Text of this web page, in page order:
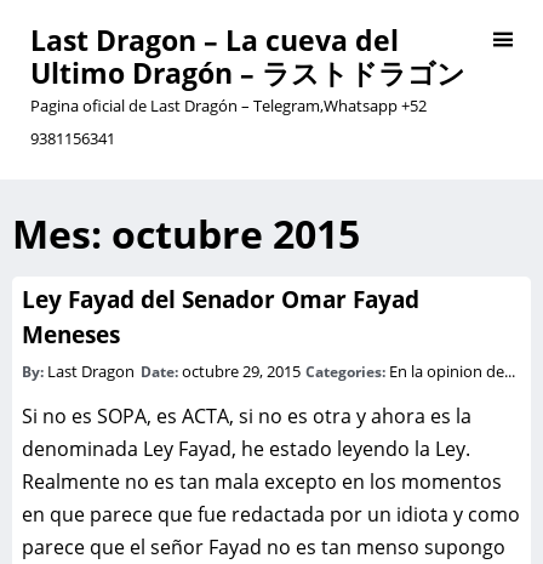
Last Dragon – La cueva del
Ultimo Dragón – ラストドラゴン
Pagina oficial de Last Dragón – Telegram,Whatsapp +52
9381156341
Mes: octubre 2015
Ley Fayad del Senador Omar Fayad
Meneses
By: Last Dragon Date:octubre 29, 2015 Categories: En la opinion de...
Si no es SOPA, es ACTA, si no es otra y ahora es la
denominada Ley Fayad, he estado leyendo la Ley.
Realmente no es tan mala excepto en los momentos
en que parece que fue redactada por un idiota y como
parece que el señor Fayad no es tan menso supongo